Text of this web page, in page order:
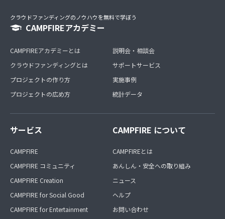
クラウドファンディングのノウハウを無料で学ぼう
CAMPFIREアカデミー
CAMPFIREアカデミーとは
クラウドファンディングとは
プロジェクトの作り方
プロジェクトの広め方
説明会・相談会
サポートサービス
実施事例
統計データ
サービス
CAMPFIRE
CAMPFIRE コミュニティ
CAMPFIRE Creation
CAMPFIRE for Social Good
CAMPFIRE for Entertainment
CAMPFIRE について
CAMPFIREとは
あんしん・安全への取り組み
ニュース
ヘルプ
お問い合わせ